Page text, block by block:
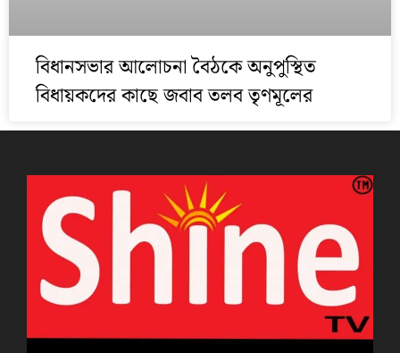
বিধানসভার আলোচনা বৈঠকে অনুপুস্থিত
বিধায়কদের কাছে জবাব তলব তৃণমূলের